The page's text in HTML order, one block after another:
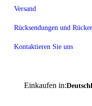
Versand
Rücksendungen und
Kontaktieren Sie uns
Einkaufen in: